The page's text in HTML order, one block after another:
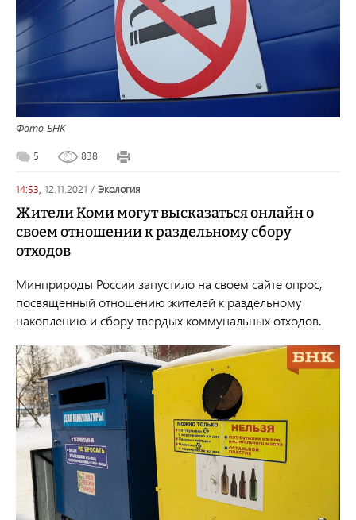
Фото БНК
5 838
14:53, 12.11.2021 / экология
Жители Коми могут высказаться онлайн о
своем отношении к раздельному сбору
отходов
Минприроды России запустило на своем сайте опрос,
посвященный отношению жителей к раздельному
накоплению и сбору твердых коммунальных отходов.